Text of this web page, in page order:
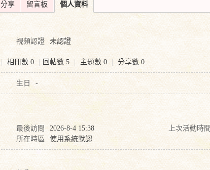
分享 留言板 個人資料
視頻認證 未認證
相冊數 0 回帖數 5 主題數 0 分享數 0
生日 -
最後訪問 2026-8-4 15:38 上次活動時間
所在時區 使用系統默認